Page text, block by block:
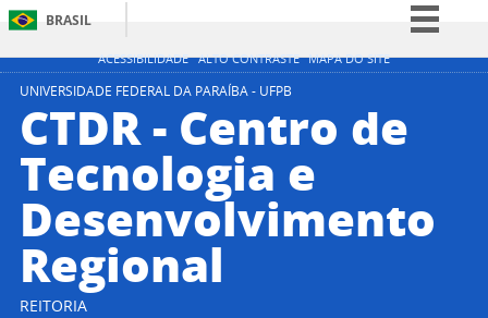
ACESSIBILIDADE ALTO CONTRASTE MAPA DO SITE
BRASIL
Simplifique!
Participe
Legislação
Canais
UNIVERSIDADE FEDERAL DA PARAÍBA - UFPB
CTDR - Centro de
Tecnologia e
Desenvolvimento
Regional
REITORIA